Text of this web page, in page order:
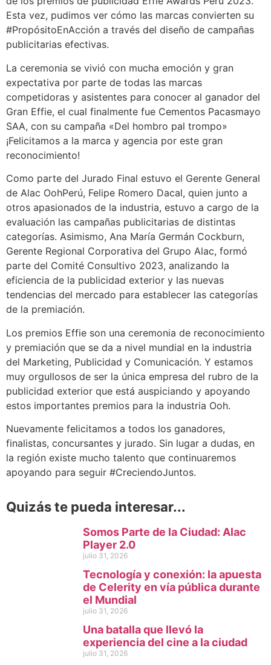
Esta vez, pudimos ver cómo las marcas convierten su
#PropósitoEnAcción a través del diseño de campañas
publicitarias efectivas.
La ceremonia se vivió con mucha emoción y gran
expectativa por parte de todas las marcas
competidoras y asistentes para conocer al ganador del
Gran Effie, el cual finalmente fue Cementos Pacasmayo
SAA, con su campaña «Del hombro pal trompo»
¡Felicitamos a la marca y agencia por este gran
reconocimiento!
Como parte del Jurado Final estuvo el Gerente General
de Alac OohPerú, Felipe Romero Dacal, quien junto a
otros apasionados de la industria, estuvo a cargo de la
evaluación las campañas publicitarias de distintas
categorías. Asimismo, Ana María Germán Cockburn,
Gerente Regional Corporativa del Grupo Alac, formó
parte del Comité Consultivo 2023, analizando la
eficiencia de la publicidad exterior y las nuevas
tendencias del mercado para establecer las categorías
de la premiación.
Los premios Effie son una ceremonia de reconocimiento
y premiación que se da a nivel mundial en la industria
del Marketing, Publicidad y Comunicación. Y estamos
muy orgullosos de ser la única empresa del rubro de la
publicidad exterior que está auspiciando y apoyando
estos importantes premios para la industria Ooh.
Nuevamente felicitamos a todos los ganadores,
finalistas, concursantes y jurado. Sin lugar a dudas, en
la región existe mucho talento que continuaremos
apoyando para seguir #CreciendoJuntos.
Quizás te pueda interesar...
Somos Parte de la Ciudad: Alac
Player 2.0
julio 31, 2026
Tecnología y conexión: la apuesta
de Celerity en vía pública durante
el Mundial
julio 31, 2026
Una batalla que llevó la
experiencia del cine a la ciudad
julio 31, 2026